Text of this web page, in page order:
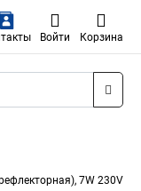
Войти Корзина
7W 230V